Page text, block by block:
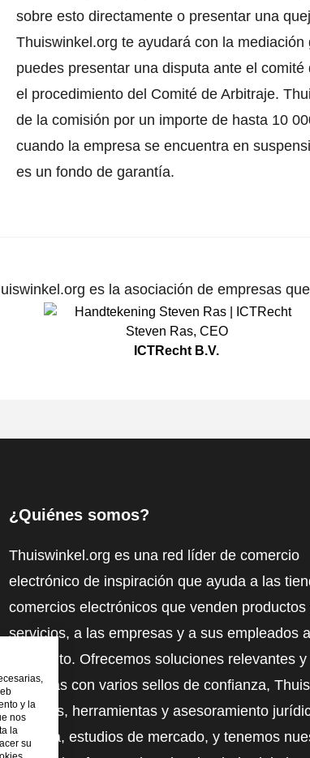
sobre esto directamente o presentar una
Thuiswinkel.org te ayudará con la
puedes presentar una disputa ante el
el procedimiento del Comité de Arbitraje.
de la comisión por un importe de hasta 10
cuando la empresa se encuentra en
es un fondo de garantía.
es la asociación de empresas
Steven Ras, CEO
ICTRecht B.V.
¿Quiénes somos?
Thuiswinkel.org es una red líder de comercio
electrónico de inspiración que ayuda a las
comercios electrónicos que venden productos
servicios, a las empresas y a sus empleados
más éxito. Ofrecemos soluciones relevantes y
prácticas con varios sellos de confianza,
Reviews, herramientas y asesoramiento
defensa, estudios de mercado, y tenemos
y la
nos
la
su